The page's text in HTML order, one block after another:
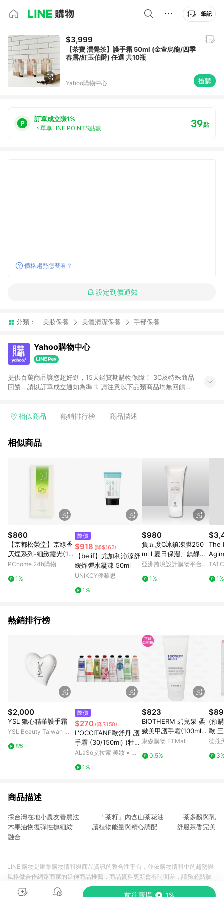
筆記
$3,999
【茶寶 潤覺茶】護手霜 50ml (金萱烏龍/四季
春露/紅玉伯爵) 任選 共10瓶
Yahoo購物中心 搶購
訂單成立賺1%
下單享LINE POINTS點數 39點
價格趨勢怎麼看？
設定到價通知
分類： 美妝保養 美體清潔保養 手部保養
Yahoo購物中心
提供百萬商品讓您超好逛，15天鑑賞期購物保障！ 3C及特殊商品
回饋，請以訂單成立通知為準 1. 請注意以下品類商品均無回饋：
電玩/遊戲/相機/單眼/鏡頭/拍立得 [2024/6/1起適用] -內接硬
的購回饋活動享Yahoo超贈點回饋者 - 購物中心商店之商品：商
價券等虛擬貨幣折抵 4. 大宗採購或批發轉賣不具回饋資格： 如
有相關事證認定您為大宗採購、批發轉賣而非最終消費使用者，
相關認定以Yahoo購物中心之認定為準
相似商品 熱銷排行榜 商品描述
相似商品
$860
【京都松榮堂】京線香
仄煙系列-細緻霞光(16
5支)
PChome 24h購物
1%
降價
$918 (降$162)
【belif】尤加利沁涼舒
緩炸彈水凝凍 50ml
UNIKCY優黎思
1%
$980
負五度C冰鎮凍膜250
ml l 夏日保濕、鎮靜修
護
亞洲跨境設計購物平台
1%
The
ent
1%
熱銷排行榜
$2,000
YSL 獵心精華護手霜
YSL Beauty Taiwan 官
8%
降價
$270 (降$150)
L'OCCITANE歐舒丹 護
手霜 (30/150ml) (牡
丹/乳油木玫瑰/乳油木/
境乳油木/乳油木密集
ALaSo艾拉索 美妝 • 保
1%
$823
BIOTHERM 碧兒泉 柔
嫩美甲護手霜(100ml)
(公司貨)
東森購物 ETMall
0.5%
(預
歐
手霜
德蔻
商品描述
採台灣在地小農友善農法 「茶籽」內含山茶花油 茶多酚與乳
木果油恢復彈性撫細紋 讓植物能量與精心調配 舒服茶香完美
融合
前往賣場 1%
LINE 購物是匯集購物情報與商品資訊的整合性平台，並依購物情報中的趨勢與
風格做合作網路商家的延伸商品推薦，商品資料更新會有時間差，請務必點擊
商品至各合作網路商家，確認現售價與購物條件，一切資訊以合作廠商網頁為